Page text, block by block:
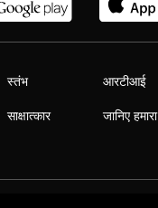
स्तंभ
साक्षात्कार
आरटीआई
जानिए